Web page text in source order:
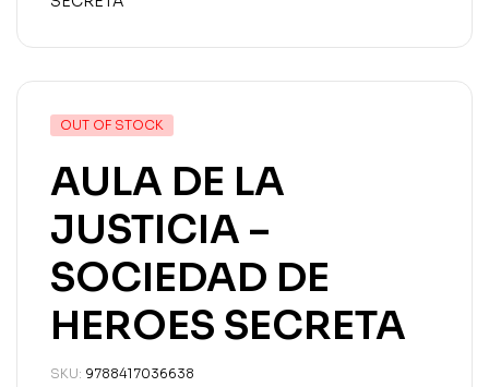
OUT OF STOCK
AULA DE LA
JUSTICIA –
SOCIEDAD DE
HEROES SECRETA
SKU: 9788417036638